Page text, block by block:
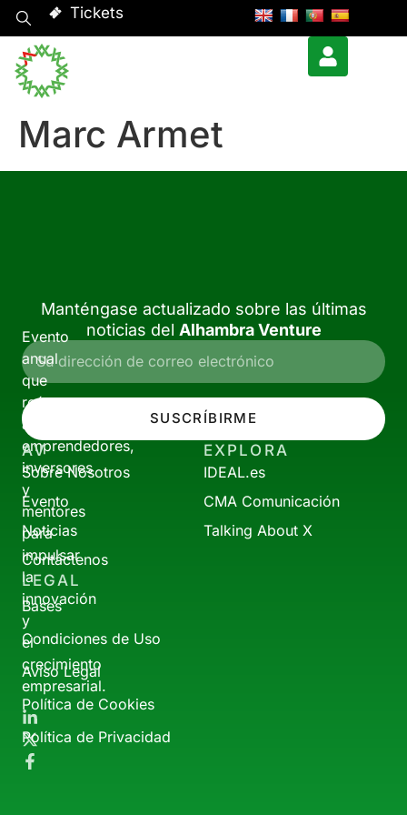
Tickets
Marc Armet
Evento
anual
que
reúne
a
emprendedores,
inversores
y
mentores
para
impulsar
la
innovación
y
el
crecimiento
empresarial.
Manténgase actualizado sobre las últimas
noticias del Alhambra Venture
SUSCRÍBIRME
AV
Sobre Nosotros
Evento
Noticias
Contáctenos
EXPLORA
IDEAL.es
CMA Comunicación
Talking About X
LEGAL
Bases
Condiciones de Uso
Aviso Legal
Política de Cookies
Política de Privacidad